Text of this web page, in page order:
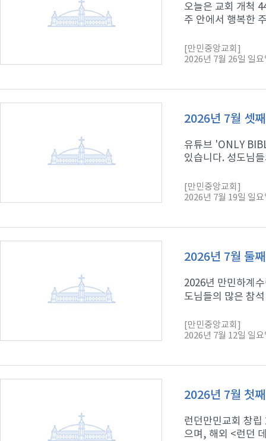
오늘은 교회 개척
주 안에서 행복한
[만민중앙교회]
2026년 7월 26일 일요
2026년 7월 셋
유튜브 'ONLY
있습니다. 성도님
[만민중앙교회]
2026년 7월 19일 일요
2026년 7월 둘
2026년 만민하계
도님들의 많은 참
[만민중앙교회]
2026년 7월 12일 일요
2026년 7월 첫
런던만민교회 창
으며, 해외 <런던